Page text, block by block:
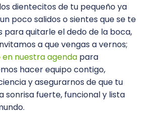
dientecitos de tu pequeño ya
poco salidos o sientes que se te
para quitarle el dedo de la boca,
a que vengas a vernos;
nuestra agenda para
hacer equipo contigo,
y asegurarnos de que tu
sonrisa fuerte, funcional y lista